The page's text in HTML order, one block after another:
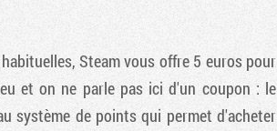
Steam vous offre 5 euros pour
et on ne parle pas ici d'un coupon : le
système de points qui permet d'acheter